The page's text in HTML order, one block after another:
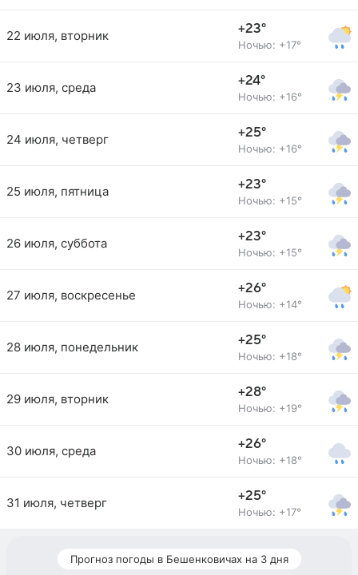
22 июля, вторник +23°
Ночью: +17°
23 июля, среда +24°
Ночью: +16°
24 июля, четверг +25°
Ночью: +16°
25 июля, пятница +23°
Ночью: +15°
26 июля, суббота +23°
Ночью: +15°
27 июля, воскресенье +26°
Ночью: +14°
28 июля, понедельник +25°
Ночью: +18°
29 июля, вторник +28°
Ночью: +19°
30 июля, среда +26°
Ночью: +18°
31 июля, четверг +25°
Ночью: +17°
Прогноз погоды в Бешенковичах на 3 дня